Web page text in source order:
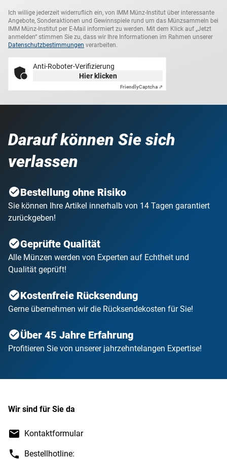
Ich willige jederzeit widerruflich ein, von IMM Münz-Institut über interessante
Angebote, Sonderaktionen und Gewinnspiele rund um das Münzsammeln bei
IMM Münz-Institut per E-Mail informiert zu werden. Mit dem Klick auf „Jetzt
anmelden“ stimmen Sie zu, dass wir Ihre Informationen im Rahmen unserer
Datenschutzbestimmungen verarbeiten.
Anti-Roboter-Verifizierung
Hier klicken
FriendlyCaptcha ⇗
Darauf können Sie sich
verlassen
Bestellung ohne Risiko
Sie können Ihre Artikel innerhalb von 14 Tagen garantiert
zurückgeben!
Geprüfte Qualität
Alle Münzen werden von Experten auf Echtheit und
Qualität geprüft!
Kostenfreie Rücksendung
Gerne übernehmen wir die Rücksendekosten für Sie!
Über 45 Jahre Erfahrung
Profitieren Sie von unserer jahrzehntelangen Expertise!
Wir sind für Sie da
Kontaktformular
Bestellhotline: